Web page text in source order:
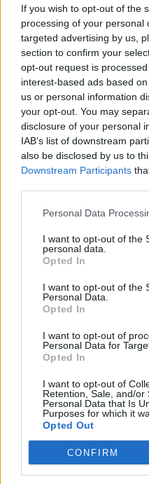
If you wish to opt-out of the
processing of your personal
targeted advertising by us,
section to confirm your
opt-out request is
interest-based ads based
us or personal information
your opt-out. You may
disclosure of your personal
IAB’s list of downstream
also be disclosed by us to
Downstream Participants
Personal Data
I want to opt-out of the
personal data.
Opted In
I want to opt-out of the
Personal Data.
Opted In
I want to opt-out of
Personal Data for
Opted In
I want to opt-out of
Retention, Sale, and/or
Personal Data that Is
Purposes for which it
Opted Out
CONFIRM
Στο αστυνομικό
επόμενη ημέρα,
30χρονη είπε
για πρώτη φορά,
ότι δουλεύει και
σπίτι.
Ο 42χρονος
κρατείται
διαπιστώθηκε
παραμονής στη
Η σύντροφός του
Πηγή: creta24.gr